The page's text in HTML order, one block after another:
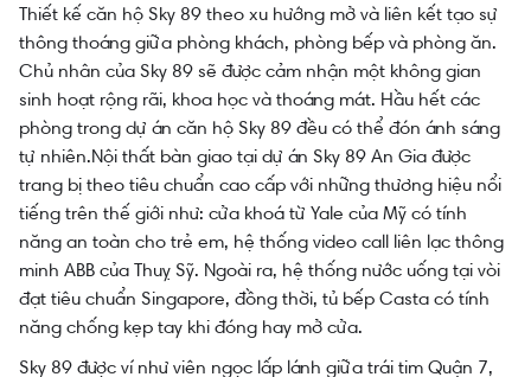
Thiết kế căn hộ Sky 89 theo xu hướng mở và liên kết tạo sự
thông thoáng giữa phòng khách, phòng bếp và phòng ăn.
Chủ nhân của Sky 89 sẽ được cảm nhận một không gian
sinh hoạt rộng rãi, khoa học và thoáng mát. Hầu hết các
phòng trong dự án căn hộ Sky 89 đều có thể đón ánh sáng
tự nhiên.Nội thất bàn giao tại dự án Sky 89 An Gia được
trang bị theo tiêu chuẩn cao cấp với những thương hiệu nổi
tiếng trên thế giới như: cửa khoá từ Yale của Mỹ có tính
năng an toàn cho trẻ em, hệ thống video call liên lạc thông
minh ABB của Thuỵ Sỹ. Ngoài ra, hệ thống nước uống tại vòi
đạt tiêu chuẩn Singapore, đồng thời, tủ bếp Casta có tính
năng chống kẹp tay khi đóng hay mở cửa.
Sky 89 được ví như viên ngọc lấp lánh giữa trái tim Quận 7,